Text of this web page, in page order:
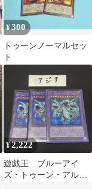
¥300
トゥーンノーマルセッ
ト
¥2,222
遊戯王 ブルーアイ
ズ・トゥーン・アルテ